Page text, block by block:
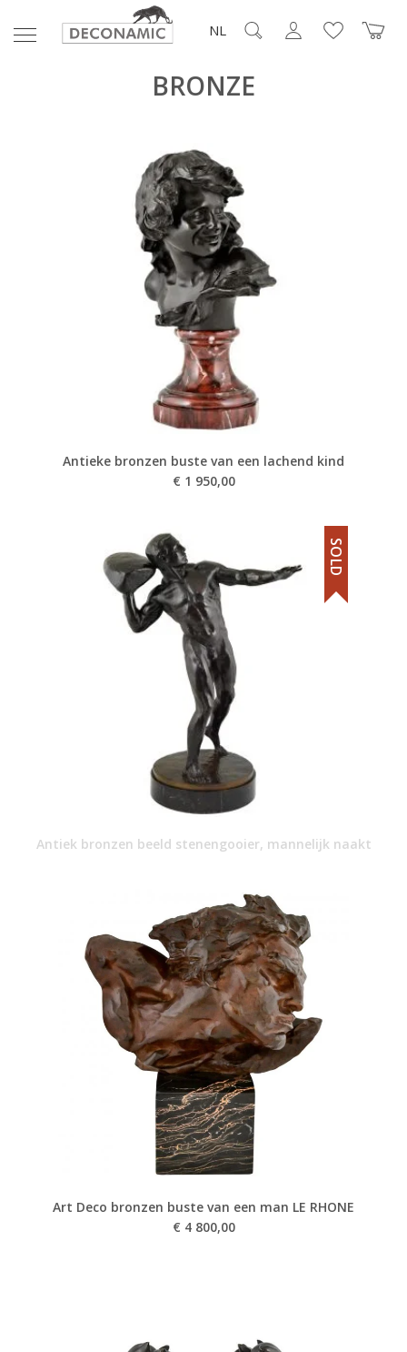
NL
BRONZE
Antieke bronzen buste van een lachend kind
€ 1 950,00
Antiek bronzen beeld stenengooier, mannelijk naakt
SOLD
Art Deco bronzen buste van een man LE RHONE
€ 4 800,00